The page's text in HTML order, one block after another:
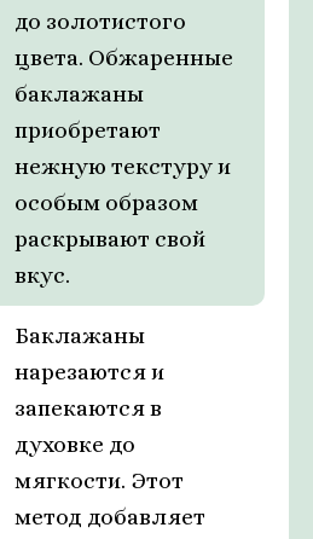
до золотистого
цвета. Обжаренные
баклажаны
приобретают
нежную текстуру и
особым образом
раскрывают свой
вкус.
Баклажаны
нарезаются и
запекаются в
духовке до
мягкости. Этот
метод добавляет